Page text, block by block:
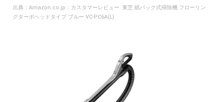
出典： Amazon.co.jp：カスタマーレビュー: 東芝 紙パック式掃除機 フローリン
グターボヘッドタイプ ブルー VC-PC6A(L)